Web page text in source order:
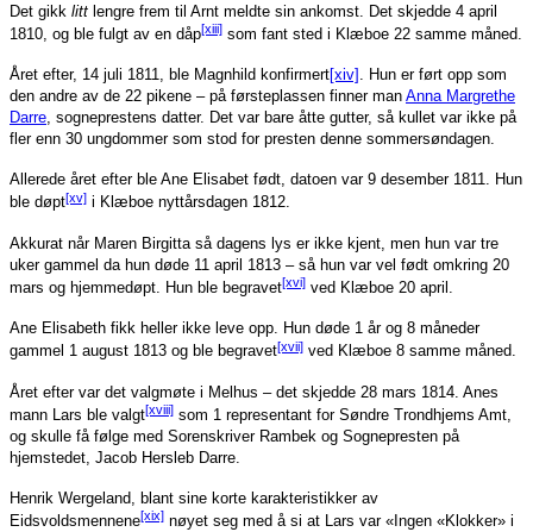
Det gikk litt lengre frem til Arnt meldte sin ankomst. Det skjedde 4 april
1810, og ble fulgt av en dåp[xiii] som fant sted i Klæboe 22 samme måned.
Året efter, 14 juli 1811, ble Magnhild konfirmert[xiv] . Hun er ført opp som
den andre av de 22 pikene – på førsteplassen finner man Anna Margrethe
Darre, sogneprestens datter. Det var bare åtte gutter, så kullet var ikke på
fler enn 30 ungdommer som stod for presten denne sommersøndagen.
Allerede året efter ble Ane Elisabet født, datoen var 9 desember 1811. Hun
ble døpt[xv] i Klæboe nyttårsdagen 1812.
Akkurat når Maren Birgitta så dagens lys er ikke kjent, men hun var tre
uker gammel da hun døde 11 april 1813 – så hun var vel født omkring 20
mars og hjemmedøpt. Hun ble begravet[xvi] ved Klæboe 20 april.
Ane Elisabeth fikk heller ikke leve opp. Hun døde 1 år og 8 måneder
gammel 1 august 1813 og ble begravet[xvii] ved Klæboe 8 samme måned.
Året efter var det valgmøte i Melhus – det skjedde 28 mars 1814. Anes
mann Lars ble valgt[xviii] som 1 representant for Søndre Trondhjems Amt,
og skulle få følge med Sorenskriver Rambek og Sognepresten på
hjemstedet, Jacob Hersleb Darre.
Henrik Wergeland, blant sine korte karakteristikker av
Eidsvoldsmennene[xix] nøyet seg med å si at Lars var «Ingen «Klokker» i